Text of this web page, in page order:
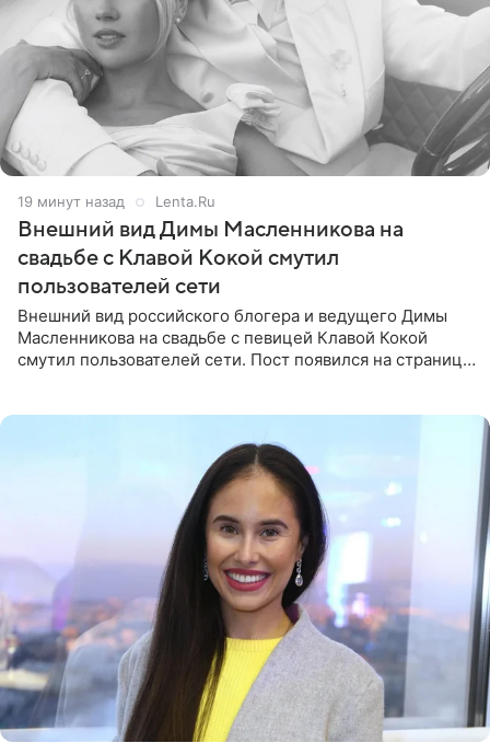
19 минут назад Lenta.Ru
Внешний вид Димы Масленникова на
свадьбе с Клавой Кокой смутил
пользователей сети
Внешний вид российского блогера и ведущего Димы
Масленникова на свадьбе с певицей Клавой Кокой
смутил пользователей сети. Пост появился на странице